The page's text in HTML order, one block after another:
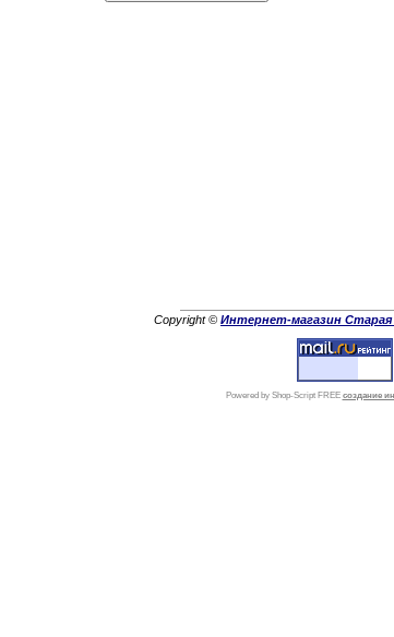
Copyright © Интернет-магазин Старая
Powered by Shop-Script FREE создание